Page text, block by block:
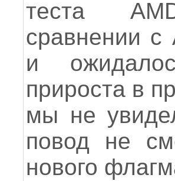
теста
сравнении с
и
прироста в
мы не
повод не
нового